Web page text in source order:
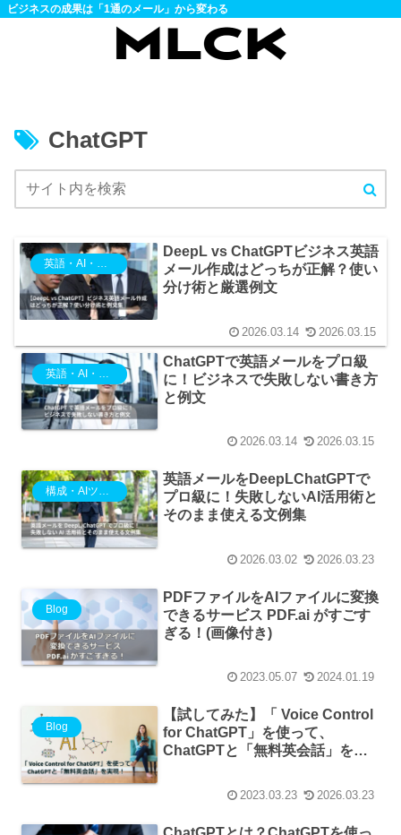
ビジネスの成果は「1通のメール」から変わる
ChatGPT
英語・AI・ツール・DX活用
DeepL vs ChatGPTビジネス英語
メール作成はどっちが正解？使い
分け術と厳選例文
2026.03.14 2026.03.15
ChatGPTで英語メールをプロ級
に！ビジネスで失敗しない書き方
と例文
2026.03.14 2026.03.15
構成・AIツール
英語メールをDeepLChatGPTで
プロ級に！失敗しないAI活用術と
そのまま使える文例集
2026.03.02 2026.03.23
Blog
PDFファイルをAIファイルに変換
できるサービス PDF.ai がすごす
ぎる！(画像付き)
2023.05.07 2024.01.19
Blog
【試してみた】「 Voice Control
for ChatGPT」を使って、
ChatGPTと「無料英会話」を実
2023.03.23 2026.03.23